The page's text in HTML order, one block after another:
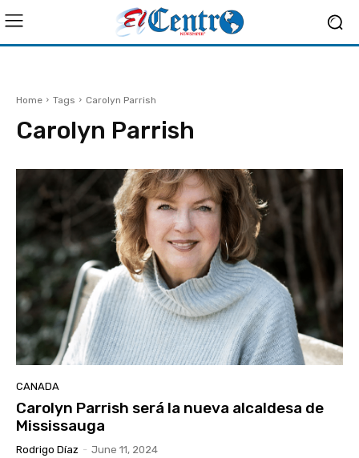
Home Tags Carolyn Parrish
Carolyn Parrish
CANADA
Carolyn Parrish será la nueva alcaldesa de
Mississauga
Rodrigo Díaz - June 11, 2024